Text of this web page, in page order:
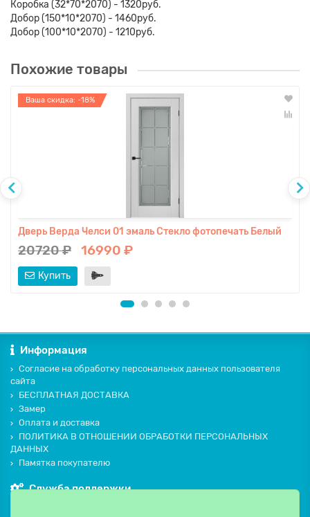
Коробка (32*70*2070) - 1320руб.
Добор (150*10*2070) - 1460руб.
Добор (100*10*2070) - 1210руб.
Похожие товары
Ваша скидка: -18%
Дверь Верда Челси 01 эмаль Стекло фотопечать Белый
20720 ₽ 16990 ₽
Купить
Информация
Согласие на обработку персональных данных пользователя
сайта
БЕСПЛАТНАЯ ДОСТАВКА
Замер
Оплата и доставка
ПОЛИТИКА В ОТНОШЕНИИ ОБРАБОТКИ ПЕРСОНАЛЬНЫХ
ДАННЫХ
Памятка покупателю
Служба поддержки